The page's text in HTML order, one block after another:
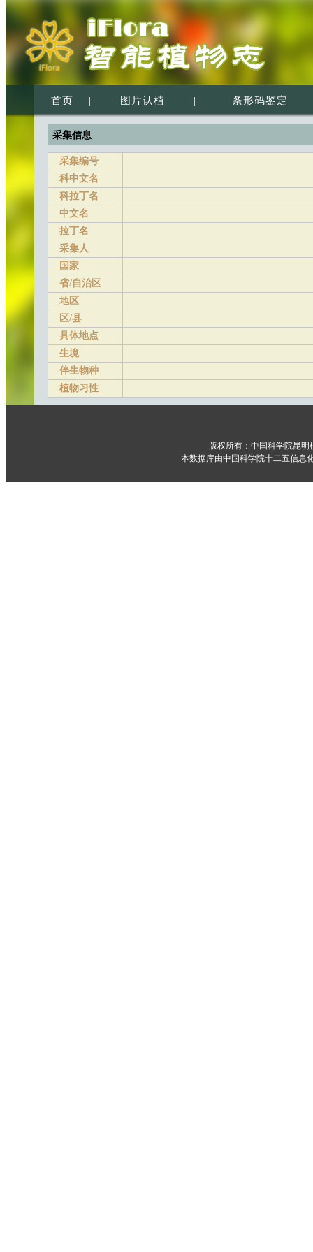
首页 | 图片认植 | 条形码鉴定
采集信息
采集编号
科中文名
科拉丁名
中文名
拉丁名
采集人
国家
省/自治区
地区
区/县
具体地点
生境
伴生物种
植物习性
版权所有：中国科学院昆
本数据库由中国科学院十二五信息